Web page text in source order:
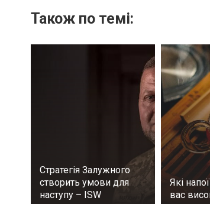
Також по темі:
Стратегія Залужного
створить умови для
наступу – ISW
Які
вас